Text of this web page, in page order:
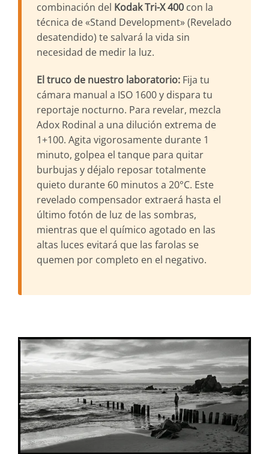
combinación del Kodak Tri-X 400 con la
técnica de «Stand Development» (Revelado
desatendido) te salvará la vida sin
necesidad de medir la luz.
El truco de nuestro laboratorio: Fija tu
cámara manual a ISO 1600 y dispara tu
reportaje nocturno. Para revelar, mezcla
Adox Rodinal a una dilución extrema de
1+100. Agita vigorosamente durante 1
minuto, golpea el tanque para quitar
burbujas y déjalo reposar totalmente
quieto durante 60 minutos a 20°C. Este
revelado compensador extraerá hasta el
último fotón de luz de las sombras,
mientras que el químico agotado en las
altas luces evitará que las farolas se
quemen por completo en el negativo.